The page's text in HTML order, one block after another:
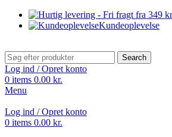
Kundeoplevelse
Search
Log ind / Opret konto
0 items 0.00 kr.
Menu
Log ind / Opret konto
0 items 0.00 kr.